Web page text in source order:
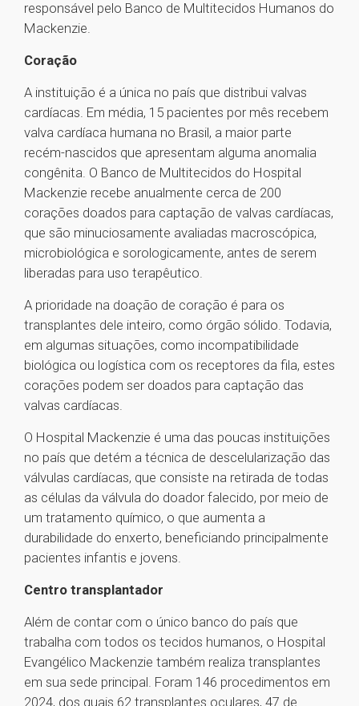
responsável pelo Banco de Multitecidos Humanos do
Mackenzie.
Coração
A instituição é a única no país que distribui valvas
cardíacas. Em média, 15 pacientes por mês recebem
valva cardíaca humana no Brasil, a maior parte
recém-nascidos que apresentam alguma anomalia
congênita. O Banco de Multitecidos do Hospital
Mackenzie recebe anualmente cerca de 200
corações doados para captação de valvas cardíacas,
que são minuciosamente avaliadas macroscópica,
microbiológica e sorologicamente, antes de serem
liberadas para uso terapêutico.
A prioridade na doação de coração é para os
transplantes dele inteiro, como órgão sólido. Todavia,
em algumas situações, como incompatibilidade
biológica ou logística com os receptores da fila, estes
corações podem ser doados para captação das
valvas cardíacas.
O Hospital Mackenzie é uma das poucas instituições
no país que detém a técnica de descelularização das
válvulas cardíacas, que consiste na retirada de todas
as células da válvula do doador falecido, por meio de
um tratamento químico, o que aumenta a
durabilidade do enxerto, beneficiando principalmente
pacientes infantis e jovens.
Centro transplantador
Além de contar com o único banco do país que
trabalha com todos os tecidos humanos, o Hospital
Evangélico Mackenzie também realiza transplantes
em sua sede principal. Foram 146 procedimentos em
2024, dos quais 62 transplantes oculares, 47 de